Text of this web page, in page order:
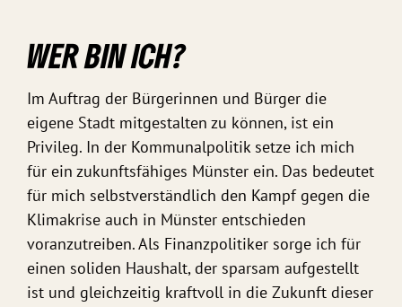
WER BIN ICH?
Im Auftrag der Bürgerinnen und Bürger die
eigene Stadt mitgestalten zu können, ist ein
Privileg. In der Kommunalpolitik setze ich mich
für ein zukunftsfähiges Münster ein. Das bedeutet
für mich selbstverständlich den Kampf gegen die
Klimakrise auch in Münster entschieden
voranzutreiben. Als Finanzpolitiker sorge ich für
einen soliden Haushalt, der sparsam aufgestellt
ist und gleichzeitig kraftvoll in die Zukunft dieser